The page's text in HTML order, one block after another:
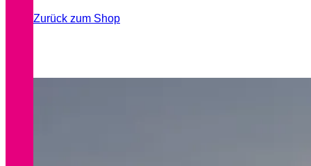
Zurück zum Shop